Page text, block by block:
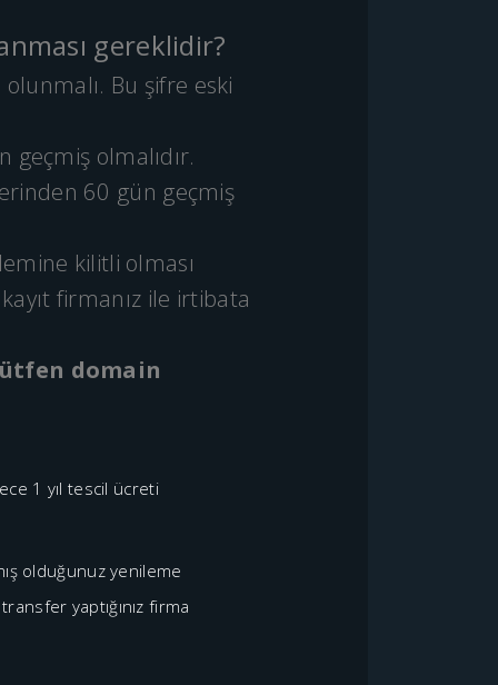
gereklidir?
Bu şifre eski
geçmiş olmalıdır.
60 gün geçmiş
kilitli olması
firmanız ile irtibata
domain
1 yıl tescil ücreti
olduğunuz yenileme
yaptığınız firma